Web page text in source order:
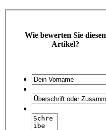
Wie bewerten Sie diesen
Artikel?